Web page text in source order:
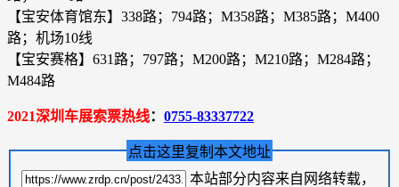
【宝安体育馆东】338路；794路；M358路；M385路；M400
路；机场10线
【宝安赛格】631路；797路；M200路；M210路；M284路；
M484路
2021深圳车展索票热线： 0755-83337722
点击这里复制本文地址
本站部分内容来自网络转载，